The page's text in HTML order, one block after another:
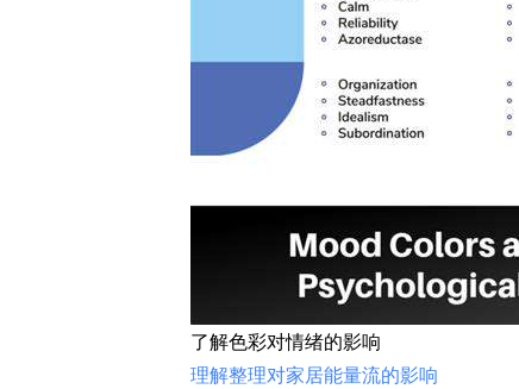
了解色彩对情绪的影响
理解整理对家居能量流的影响